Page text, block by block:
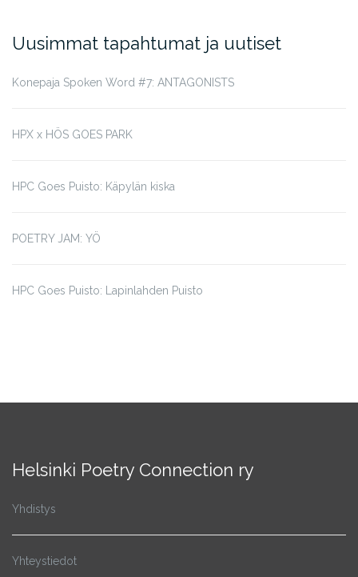
Uusimmat tapahtumat ja uutiset
Konepaja Spoken Word #7: ANTAGONISTS
HPX x HÖS GOES PARK
HPC Goes Puisto: Käpylän kiska
POETRY JAM: YÖ
HPC Goes Puisto: Lapinlahden Puisto
Helsinki Poetry Connection ry
Yhdistys
Yhteystiedot